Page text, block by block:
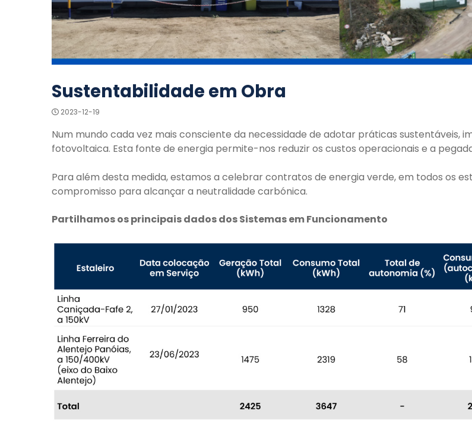
Sustentabilidade em Obra
2023-12-19
Num mundo cada vez mais consciente da necessidade de adotar práticas sustentáveis,
fotovoltaica. Esta fonte de energia permite-nos reduzir os custos operacionais e a
Para além desta medida, estamos a celebrar contratos de energia verde, em todos os
compromisso para alcançar a neutralidade carbónica.
Partilhamos os principais dados dos Sistemas em Funcionamento